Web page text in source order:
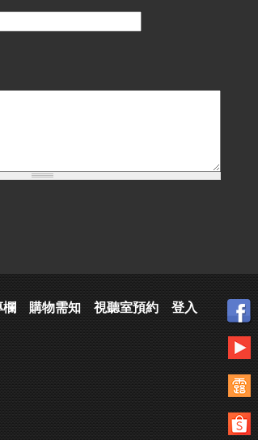
欄 購物需知 視聽室預約 登入